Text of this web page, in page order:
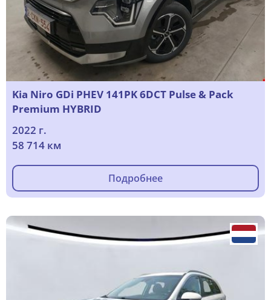
Kia Niro GDi PHEV 141PK 6DCT Pulse & Pack
Premium HYBRID
2022 г.
58 714 км
Подробнее